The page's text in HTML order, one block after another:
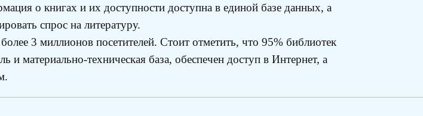
о книгах и их доступности доступна в единой базе данных, а
спрос на литературу.
3 миллионов посетителей. Стоит отметить, что 95% библиотек
материально-техническая база, обеспечен доступ в Интернет, а